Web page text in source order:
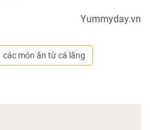
Yummyday.vn
các món ăn từ cá lăng